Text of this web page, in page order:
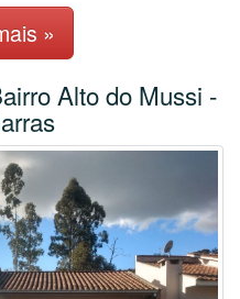
»
Alto do Mussi -